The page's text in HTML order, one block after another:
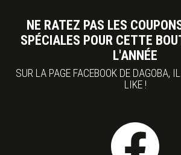
NE RATEZ PAS LES
SPÉCIALES POUR CETTE
L'ANNÉE
SUR LA PAGE FACEBOOK DE DAGOBA,
LIKE !